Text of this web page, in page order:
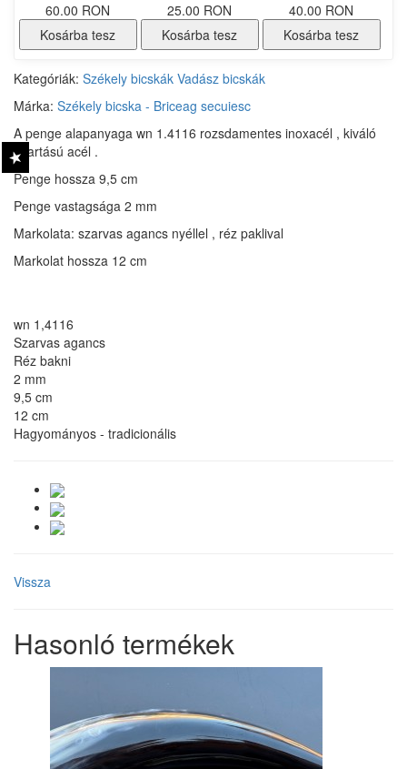
60.00 RON
Kosárba tesz
25.00 RON
Kosárba tesz
40.00 RON
Kosárba tesz
Kategóriák: Székely bicskák Vadász bicskák
Márka: Székely bicska - Briceag secuiesc
A penge alapanyaga wn 1.4116 rozsdamentes inoxacél , kiváló
éltartású acél .
Penge hossza 9,5 cm
Penge vastagsága 2 mm
Markolata: szarvas agancs nyéllel , réz paklival
Markolat hossza 12 cm
wn 1,4116
Szarvas agancs
Réz bakni
2 mm
9,5 cm
12 cm
Hagyományos - tradicionális
Vissza
Hasonló termékek